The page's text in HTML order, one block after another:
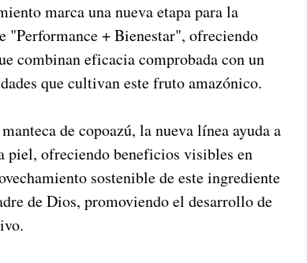
marca una nueva etapa para la
"Performance + Bienestar", ofreciendo
combinan eficacia comprobada con un
que cultivan este fruto amazónico.
de copoazú, la nueva línea ayuda a
ofreciendo beneficios visibles en
sostenible de este ingrediente
de Dios, promoviendo el desarrollo de